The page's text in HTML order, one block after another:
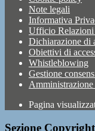
Note legali
Informativa
Ufficio
Dichiarazione di
Obiettivi di
Whistleblowing
Gestione
Amministrazione
Pagina
Sezione Copyright